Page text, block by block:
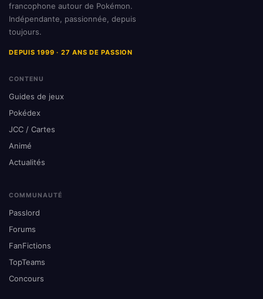
francophone autour de Pokémon.
Indépendante, passionnée, depuis
toujours.
DEPUIS 1999 · 27 ANS DE PASSION
CONTENU
Guides de jeux
Pokédex
JCC / Cartes
Animé
Actualités
COMMUNAUTÉ
Passlord
Forums
FanFictions
TopTeams
Concours